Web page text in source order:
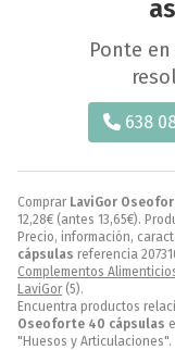
Comprar LaviGor
12,28€ (antes 13,65€).
Precio, información,
cápsulas referencia
Complementos
LaviGor (5).
Encuentra productos
Oseoforte 40 cápsulas
"Huesos y Articulaciones".
Ponte
638